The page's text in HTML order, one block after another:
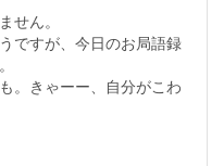
せん。
ですが、今日のお局語録
。きゃーー、自分がこわ